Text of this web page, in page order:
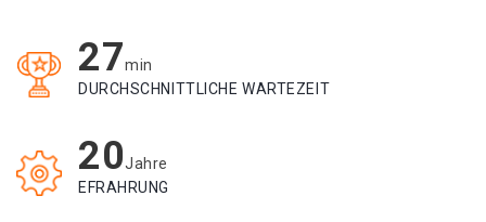
27min
DURCHSCHNITTLICHE WARTEZEIT
20Jahre
EFRAHRUNG